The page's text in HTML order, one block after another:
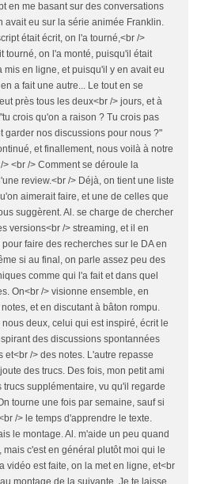
en me basant sur des conversations
avait eu sur la série animée Franklin.
était écrit, on l'a tourné,<br />
tourné, on l'a monté, puisqu'il était
mis en ligne, et puisqu'il y en avait eu
a fait une autre... Le tout en se
près tous les deux<br /> jours, et à
crois qu'on a raison ? Tu crois pas
garder nos discussions pour nous ?"
et finallement, nous voilà à notre
> <br /> Comment se déroule la
review.<br /> Déjà, on tient une liste
aimerait faire, et une de celles que
suggèrent. Al. se charge de chercher
versions<br /> streaming, et il en
faire des recherches sur le DA en
si au final, on parle assez peu des
comme qui l'a fait et dans quel
On<br /> visionne ensemble, en
et en discutant à bâton rompu.
nous deux, celui qui est inspiré, écrit le
des discussions spontannées
et<br /> des notes. L'autre repasse
des trucs. Des fois, mon petit ami
trucs supplémentaire, vu qu'il regarde
tourne une fois par semaine, sauf si
/> le temps d'apprendre le texte.
le montage. Al. m'aide un peu quand
mais c'est en général plutôt moi qui le
vidéo est faite, on la met en ligne, et<br
montage de la suivante. Je te laisse